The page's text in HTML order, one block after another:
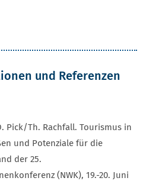
und Referenzen
Pick/Th. Rachfall. Tourismus in
und Potenziale für die
der 25.
(NWK), 19.-20. Juni